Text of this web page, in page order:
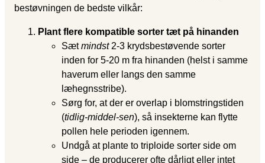
bestøvningen de bedste vilkår:
Plant flere kompatible sorter tæt på hinanden
Sætmindst2-3 krydsbestøvende sorter
inden for 5-20 m fra hinanden (helst i samme
haverum eller langs den samme
læhegnsstribe).
Sørg for, at der er overlap i blomstringstiden
(tidlig-middel-sen), så insekterne kan flytte
pollen hele perioden igennem.
Undgå at plante to triploide sorter side om
side – de producerer ofte dårligt eller intet